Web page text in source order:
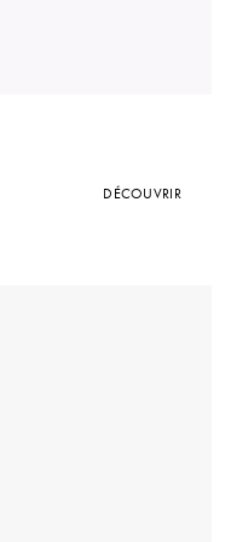
DÉCOUVRIR